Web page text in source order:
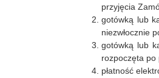
przyjęcia
gotówką lub
niezwłocznie
gotówką lub
rozpoczęta po
płatność